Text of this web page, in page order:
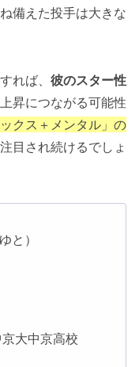
備えた投手は大きな
れば、 彼のスター性
昇につながる可能性
ックス＋メンタル」の
目され続けるでしょ
と）
大中京高校